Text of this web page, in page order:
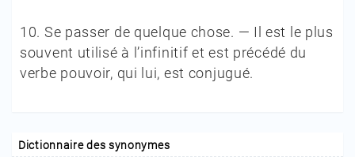
10. Se passer de quelque chose. — Il est le plus
souvent utilisé à l’infinitif et est précédé du
verbe pouvoir, qui lui, est conjugué.
Dictionnaire des synonymes